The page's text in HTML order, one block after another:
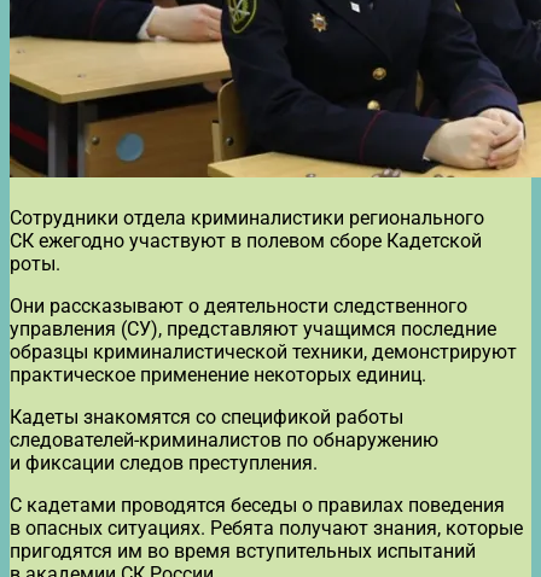
Сотрудники отдела криминалистики регионального
СК ежегодно участвуют в полевом сборе Кадетской
роты.
Они рассказывают о деятельности следственного
управления (СУ), представляют учащимся последние
образцы криминалистической техники, демонстрируют
практическое применение некоторых единиц.
Кадеты знакомятся со спецификой работы
следователей-криминалистов по обнаружению
и фиксации следов преступления.
С кадетами проводятся беседы о правилах поведения
в опасных ситуациях. Ребята получают знания, которые
пригодятся им во время вступительных испытаний